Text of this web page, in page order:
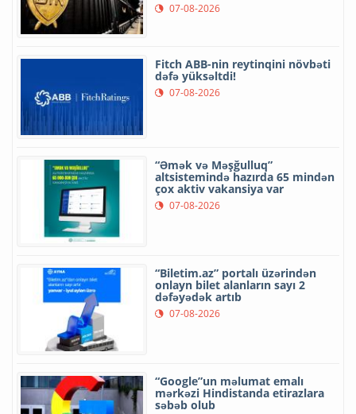
07-08-2026
Fitch ABB-nin reytinqini növbəti
dəfə yüksəltdi!
07-08-2026
“Əmək və Məşğulluq”
altsistemində hazırda 65 mindən
çox aktiv vakansiya var
07-08-2026
“Biletim.az” portalı üzərindən
onlayn bilet alanların sayı 2
dəfəyədək artıb
07-08-2026
“Google”un məlumat emalı
mərkəzi Hindistanda etirazlara
səbəb olub